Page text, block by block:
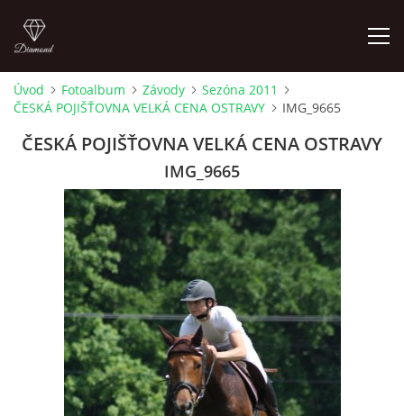
ÚVOD
KONTAKT
JEŽDĚNÍ PRO VEŘEJNOST
FOTOALBUM
Úvod Fotoalbum Závody
Sezóna 2011
ČESKÁ POJIŠŤOVNA VELKÁ CENA OSTRAVY
IMG_9665
ČESKÁ POJIŠŤOVNA VELKÁ CENA OSTRAVY
IMG_9665